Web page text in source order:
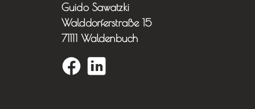
Guido Sawatzki
Walddorferstraße 15
71111 Waldenbuch